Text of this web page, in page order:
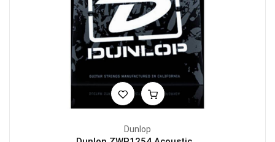
Dunlop